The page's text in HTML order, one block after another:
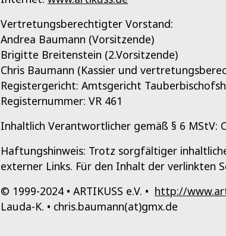
Vertretungsberechtigter Vorstand:
Andrea Baumann (Vorsitzende)
Brigitte Breitenstein (2.Vorsitzende)
Chris Baumann (Kassier und
Registergericht: Amtsgericht
Registernummer: VR 461
Inhaltlich Verantwortlicher gemäß § 6 MStV:
Haftungshinweis: Trotz sorgfältiger
externer Links. Für den Inhalt der verlinkten
© 1999-2024 • ARTIKUSS e.V. • http://
Lauda-K. • chris.baumann(at)gmx.de